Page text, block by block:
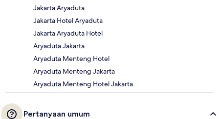
Jakarta Aryaduta
Jakarta Hotel Aryaduta
Jakarta Aryaduta Hotel
Aryaduta Jakarta
Aryaduta Menteng Hotel
Aryaduta Menteng Jakarta
Aryaduta Menteng Hotel Jakarta
Pertanyaan umum